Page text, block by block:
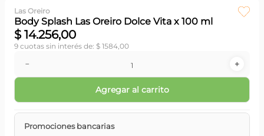
Las Oreiro
Body Splash Las Oreiro Dolce Vita x 100 ml
$ 14.256,00
9 cuotas sin interés de: $ 1584,00
＋
－
Agregar al carrito
Promociones bancarias